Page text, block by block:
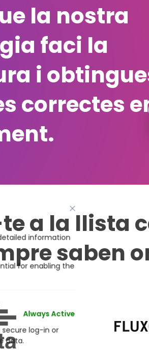
Always Active
secure log-in or
data.
la nostra
faci la
i
correctes
a la llista
saben